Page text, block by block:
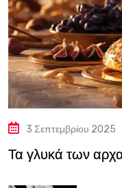
3 Σεπτεμβρίου 2025
Τα γλυκά των